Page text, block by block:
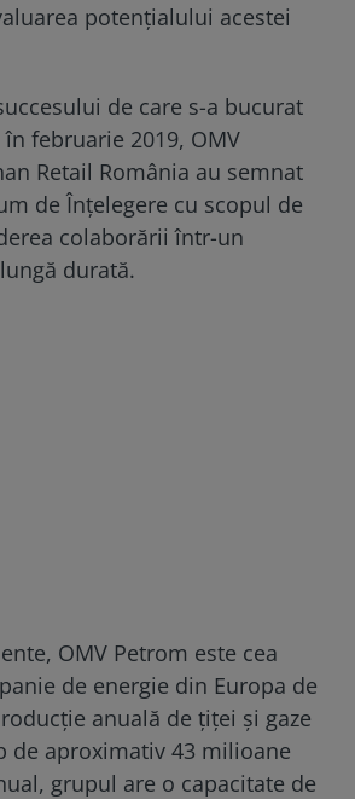
potențialului acestei
de care s-a bucurat
februarie 2019, OMV
Retail România au semnat
de Înțelegere cu scopul de
colaborării într-un
durată.
OMV Petrom este cea
de energie din Europa de
anuală de țiței și gaze
de aproximativ 43 milioane
grupul are o capacitate de